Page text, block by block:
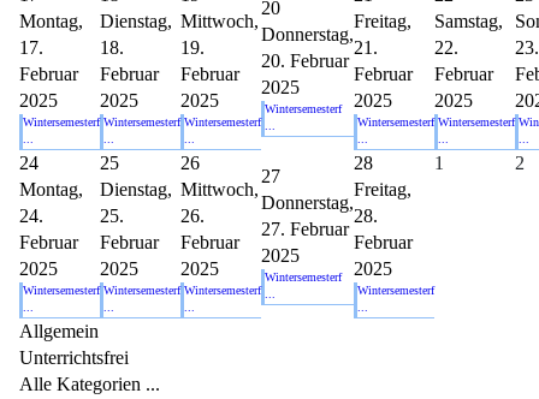
Montag,
17.
Februar
2025
Wintersemesterf
...
Dienstag,
18.
Februar
2025
Wintersemesterf
...
Mittwoch,
19.
Februar
2025
Wintersemesterf
...
20
Donnerstag,
20. Februar
2025
Wintersemesterf
...
Freitag,
21.
Februar
2025
Wintersemesterf
...
Samstag,
22.
Februar
2025
Wintersemesterf
...
23.
...
24
Montag,
24.
Februar
2025
Wintersemesterf
...
25
Dienstag,
25.
Februar
2025
Wintersemesterf
...
26
Mittwoch,
26.
Februar
2025
Wintersemesterf
...
27
Donnerstag,
27. Februar
2025
Wintersemesterf
...
28
Freitag,
28.
Februar
2025
Wintersemesterf
...
1 2
Allgemein
Unterrichtsfrei
Alle Kategorien ...